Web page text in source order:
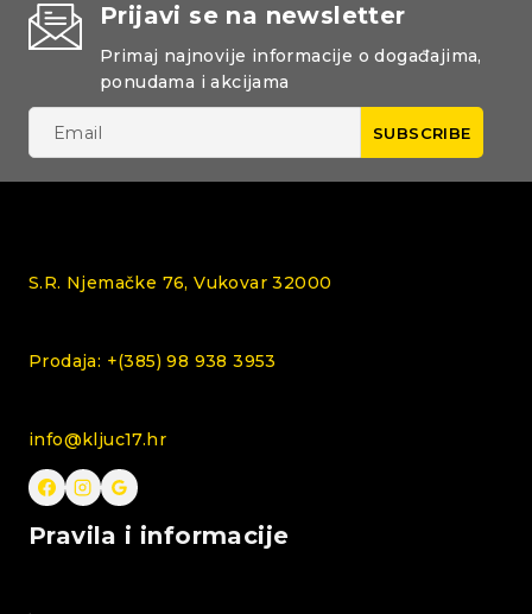
Prijavi se na newsletter
Primaj najnovije informacije o događajima,
ponudama i akcijama
S.R. Njemačke 76, Vukovar 32000
Prodaja: +(385) 98 938 3953
info@kljuc17.hr
Pravila i informacije